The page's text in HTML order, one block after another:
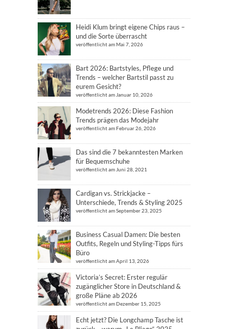
Heidi Klum bringt eigene Chips raus –
und die Sorte überrascht
veröffentlicht am Mai 7, 2026
Bart 2026: Bartstyles, Pflege und
Trends – welcher Bartstil passt zu
eurem Gesicht?
veröffentlicht am Januar 10, 2026
Modetrends 2026: Diese Fashion
Trends prägen das Modejahr
veröffentlicht am Februar 26, 2026
Das sind die 7 bekanntesten Marken
für Bequemschuhe
veröffentlicht am Juni 28, 2021
Cardigan vs. Strickjacke –
Unterschiede, Trends & Styling 2025
veröffentlicht am September 23, 2025
Business Casual Damen: Die besten
Outfits, Regeln und Styling-Tipps fürs
Büro
veröffentlicht am April 13, 2026
Victoria’s Secret: Erster regulär
zugänglicher Store in Deutschland &
große Pläne ab 2026
veröffentlicht am Dezember 15, 2025
Echt jetzt? Die Longchamp Tasche ist